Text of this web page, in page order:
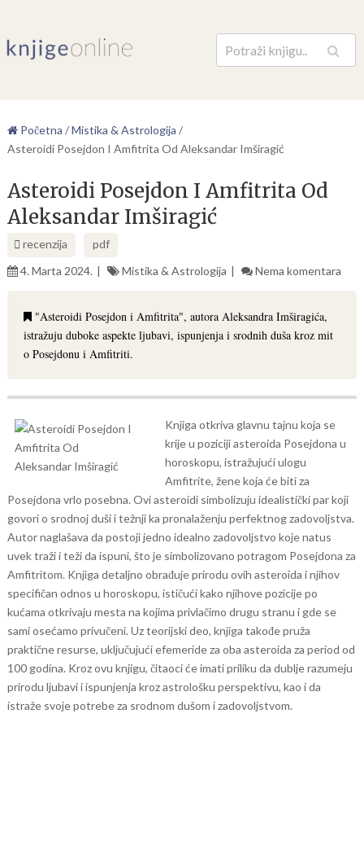
Pretraga
Početna /Mistika & Astrologija /
Asteroidi Posejdon I Amfitrita Od Aleksandar Imširagić
Asteroidi Posejdon I Amfitrita Od
Aleksandar Imširagić
recenzija
pdf
4. Marta 2024.
Mistika & Astrologija Nema komentara
"Asteroidi Posejdon i Amfitrita", autora Aleksandra Imširagića,
istražuju duboke aspekte ljubavi, ispunjenja i srodnih duša kroz mit
o Posejdonu i Amfitriti.
Knjiga otkriva glavnu tajnu koja se
krije u poziciji asteroida Posejdona u
horoskopu, istražujući ulogu
Amfitrite, žene koja će biti za
Posejdona vrlo posebna. Ovi asteroidi simbolizuju idealistički par koji
govori o srodnoj duši i težnji ka pronalaženju perfektnog zadovoljstva.
Autor naglašava da postoji jedno idealno zadovoljstvo koje natus
uvek traži i teži da ispuni, što je simbolizovano potragom Posejdona za
Amfitritom. Knjiga detaljno obrađuje prirodu ovih asteroida i njihov
specifičan odnos u horoskopu, ističući kako njihove pozicije po
kućama otkrivaju mesta na kojima privlačimo drugu stranu i gde se
sami osećamo privučeni. Uz teorijski deo, knjiga takođe pruža
praktične resurse, uključujući efemeride za oba asteroida za period od
100 godina. Kroz ovu knjigu, čitaoci će imati priliku da dublje razumeju
prirodu ljubavi i ispunjenja kroz astrološku perspektivu, kao i da
istraže svoje potrebe za srodnom dušom i zadovoljstvom.